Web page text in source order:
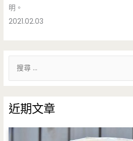
明。
2021.02.03
鍵
字
:
近期文章